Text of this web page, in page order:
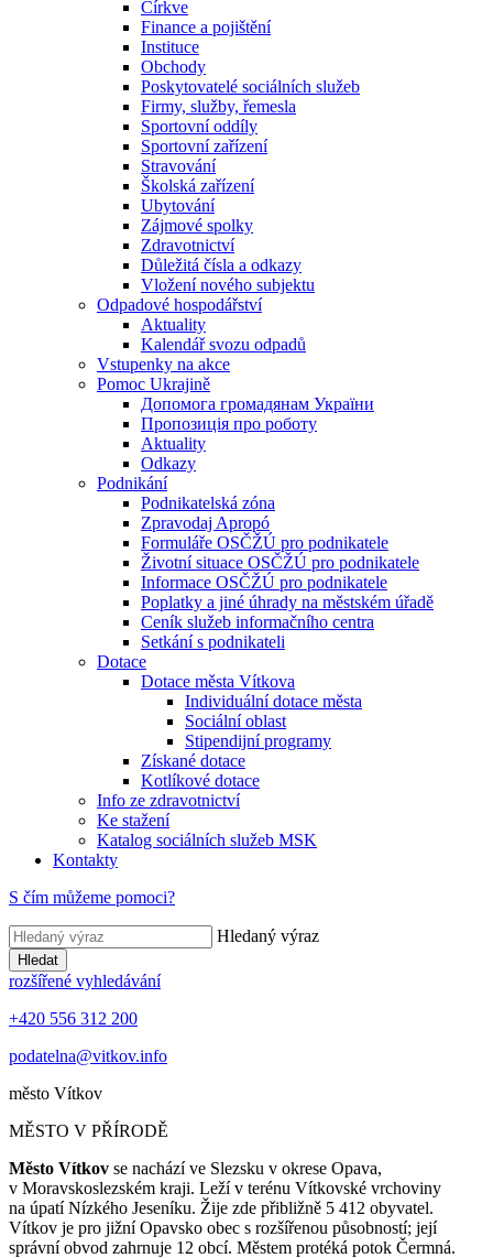
Církve
Finance a pojištění
Instituce
Obchody
Poskytovatelé sociálních služeb
Firmy, služby, řemesla
Sportovní oddíly
Sportovní zařízení
Stravování
Školská zařízení
Ubytování
Zájmové spolky
Zdravotnictví
Důležitá čísla a odkazy
Vložení nového subjektu
Odpadové hospodářství
Aktuality
Kalendář svozu odpadů
Vstupenky na akce
Pomoc Ukrajině
Допомога громадянам України
Пропозиція про роботу
Aktuality
Odkazy
Podnikání
Podnikatelská zóna
Zpravodaj Apropó
Formuláře OSČŽÚ pro podnikatele
Životní situace OSČŽÚ pro podnikatele
Informace OSČŽÚ pro podnikatele
Poplatky a jiné úhrady na městském úřadě
Ceník služeb informačního centra
Setkání s podnikateli
Dotace
Dotace města Vítkova
Individuální dotace města
Sociální oblast
Stipendijní programy
Získané dotace
Kotlíkové dotace
Info ze zdravotnictví
Ke stažení
Katalog sociálních služeb MSK
Kontakty
S čím můžeme pomoci?
Hledaný výraz
Hledat
rozšířené vyhledávání
+420 556 312 200
podatelna@vitkov.info
město Vítkov
MĚSTO V PŘÍRODĚ
Město Vítkov se nachází ve Slezsku v okrese Opava,
v Moravskoslezském kraji. Leží v terénu Vítkovské vrchoviny
na úpatí Nízkého Jeseníku. Žije zde přibližně 5 412 obyvatel.
Vítkov je pro jižní Opavsko obec s rozšířenou působností; její
správní obvod zahrnuje 12 obcí. Městem protéká potok Čermná.